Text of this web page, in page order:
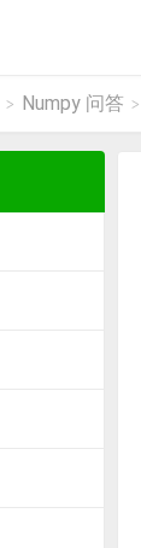
> Numpy 问答 >